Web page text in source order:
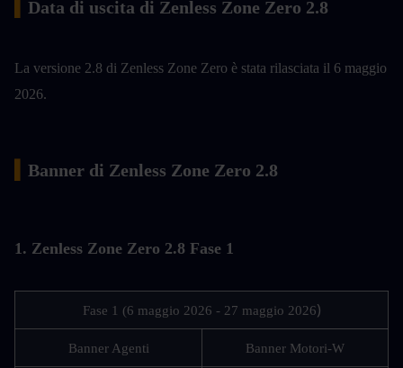
Data di uscita di Zenless Zone Zero 2.8
La versione 2.8 di Zenless Zone Zero è stata rilasciata il 6 maggio
2026.
Banner di Zenless Zone Zero 2.8
1. Zenless Zone Zero 2.8 Fase 1
Fase 1 (6 maggio 2026 - 27 maggio 2026)
Banner Agenti Banner Motori-W